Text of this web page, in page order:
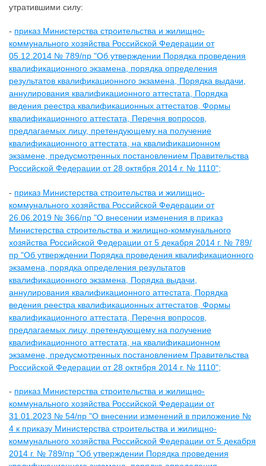
утратившими силу:
- приказ Министерства строительства и жилищно-
коммунального хозяйства Российской Федерации от
05.12.2014 № 789/пр "Об утверждении Порядка проведения
квалификационного экзамена, порядка определения
результатов квалификационного экзамена, Порядка выдачи,
аннулирования квалификационного аттестата, Порядка
ведения реестра квалификационных аттестатов, Формы
квалификационного аттестата, Перечня вопросов,
предлагаемых лицу, претендующему на получение
квалификационного аттестата, на квалификационном
экзамене, предусмотренных постановлением Правительства
Российской Федерации от 28 октября 2014 г. № 1110";
- приказ Министерства строительства и жилищно-
коммунального хозяйства Российской Федерации от
26.06.2019 № 366/пр "О внесении изменения в приказ
Министерства строительства и жилищно-коммунального
хозяйства Российской Федерации от 5 декабря 2014 г. № 789/
пр "Об утверждении Порядка проведения квалификационного
экзамена, порядка определения результатов
квалификационного экзамена, Порядка выдачи,
аннулирования квалификационного аттестата, Порядка
ведения реестра квалификационных аттестатов, Формы
квалификационного аттестата, Перечня вопросов,
предлагаемых лицу, претендующему на получение
квалификационного аттестата, на квалификационном
экзамене, предусмотренных постановлением Правительства
Российской Федерации от 28 октября 2014 г. № 1110";
- приказ Министерства строительства и жилищно-
коммунального хозяйства Российской Федерации от
31.01.2023 № 54/пр "О внесении изменений в приложение №
4 к приказу Министерства строительства и жилищно-
коммунального хозяйства Российской Федерации от 5 декабря
2014 г. № 789/пр "Об утверждении Порядка проведения